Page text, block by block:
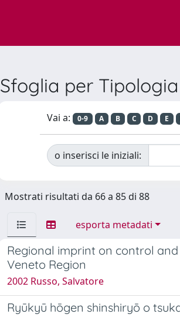
Sfoglia per
Vai a: 0-9 A B C D E
o inserisci le iniziali:
Mostrati risultati da 66 a 85 di 88
esporta metadati
Regional imprint on control
Veneto Region
2002 Russo, Salvatore
Ryūkyū hōgen shinshiryō o